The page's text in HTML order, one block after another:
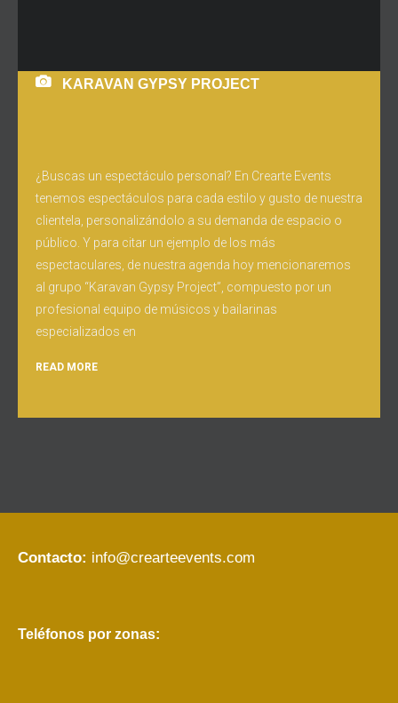
KARAVAN GYPSY PROJECT
¿Buscas un espectáculo personal? En Crearte Events
tenemos espectáculos para cada estilo y gusto de nuestra
clientela, personalizándolo a su demanda de espacio o
público. Y para citar un ejemplo de los más
espectaculares, de nuestra agenda hoy mencionaremos
al grupo “Karavan Gypsy Project”, compuesto por un
profesional equipo de músicos y bailarinas
especializados en
READ MORE
Contacto: info@crearteevents.com
Teléfonos por zonas: